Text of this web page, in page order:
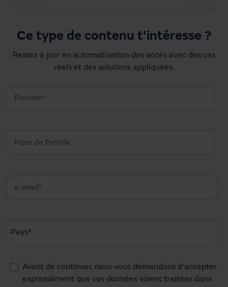
Ce type de contenu t'intéresse ?
Restez à jour en automatisation des accès avec des cas
réels et des solutions appliquées.
Avant de continuer, nous vous demandons d'accepter
expressément que vos données soient traitées dans